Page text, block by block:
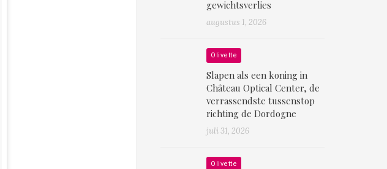
gewichtsverlies
augustus 1, 2026
Olivette
Slapen als een koning in
Château Optical Center, de
verrassendste tussenstop
richting de Dordogne
juli 31, 2026
Olivette